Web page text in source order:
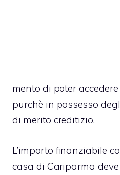
mento di poter
purchè in possesso
di merito creditizio.
L’importo finanziabile
casa di Cariparma deve